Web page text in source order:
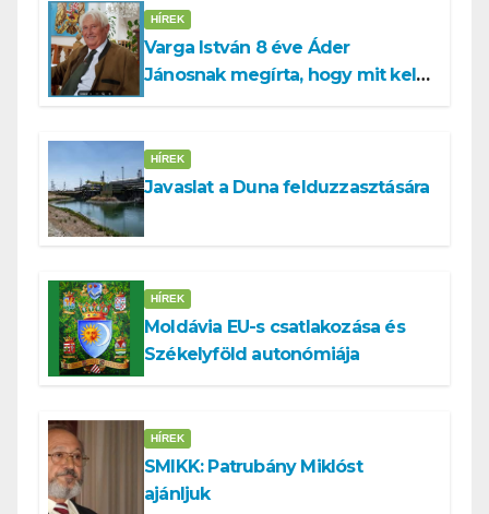
HÍREK
Varga István 8 éve Áder
Jánosnak megírta, hogy mit kell
HÍREK
Javaslat a Duna felduzzasztására
HÍREK
Moldávia EU-s csatlakozása és
Székelyföld autonómiája
HÍREK
SMIKK: Patrubány Miklóst
ajánljuk